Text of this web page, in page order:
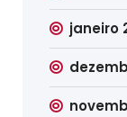
janeiro